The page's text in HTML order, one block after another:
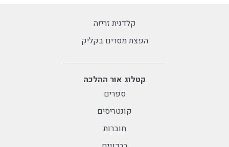
קלדנית זריזה
הפצת מסרים בקליק
קטלוג אור ההלכה
ספרים
קונטריסים
חוברות